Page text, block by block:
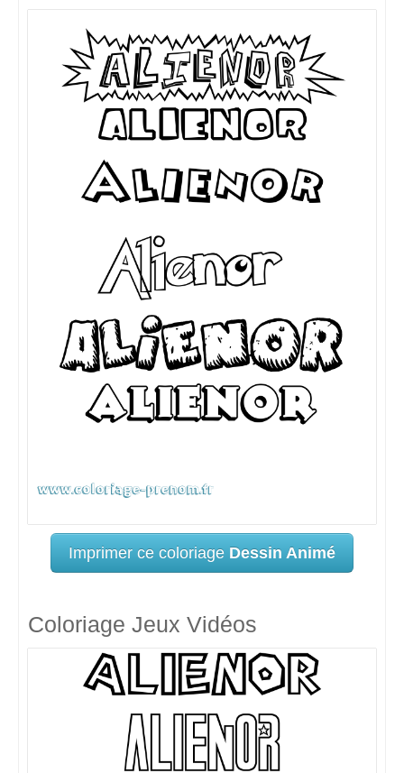
Imprimer ce coloriage Dessin Animé
Coloriage Jeux Vidéos